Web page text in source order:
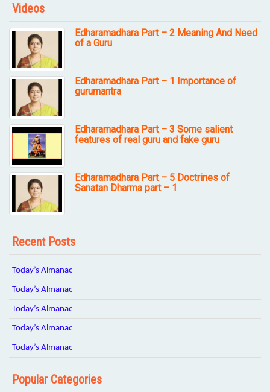
Videos
Edharamadhara Part – 2 Meaning And Need
of a Guru
Edharamadhara Part – 1 Importance of
gurumantra
Edharamadhara Part – 3 Some salient
features of real guru and fake guru
Edharamadhara Part – 5 Doctrines of
Sanatan Dharma part – 1
Recent Posts
Today’s Almanac
Today’s Almanac
Today’s Almanac
Today’s Almanac
Today’s Almanac
Popular Categories